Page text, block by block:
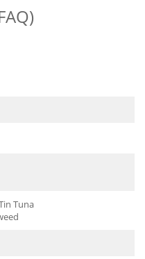
Tuna